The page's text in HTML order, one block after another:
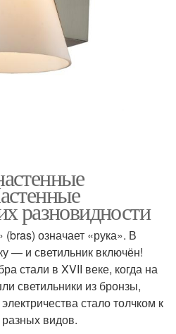
разновидности
означает «рука». В
— и светильник включён!
стали в XVII веке, когда на
светильники из бронзы,
стало толчком к
видов.